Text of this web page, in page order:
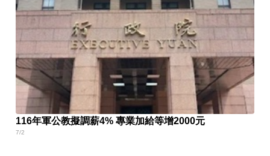
116年軍公教擬調薪4% 專業加給等增2000元
7/2